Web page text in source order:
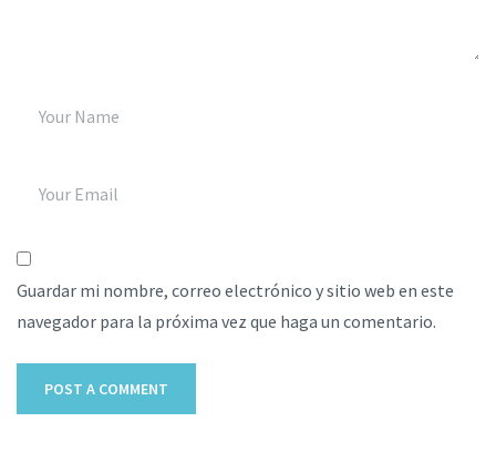
Guardar mi nombre, correo electrónico y sitio web en este
navegador para la próxima vez que haga un comentario.